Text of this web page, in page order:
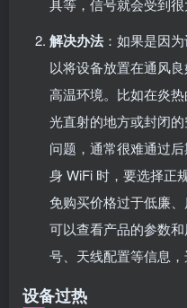
解决办法：如果是因
以将设备放置在通风
高温环境。比如在炎
光直射的地方或封闭
问题，通常很难通过
身 WiFi 时，要选择正
免购买价格过于低廉
可以查看产品的参数
号、天线配置等信息，
设备过热